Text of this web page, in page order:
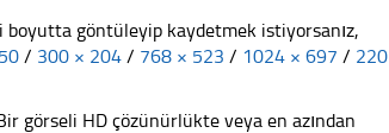
göntüleyip kaydetmek istiyorsanız,
/ 300 × 204 / 768 × 523 / 1024 × 697 / 220
görseli HD çözünürlükte veya en azından